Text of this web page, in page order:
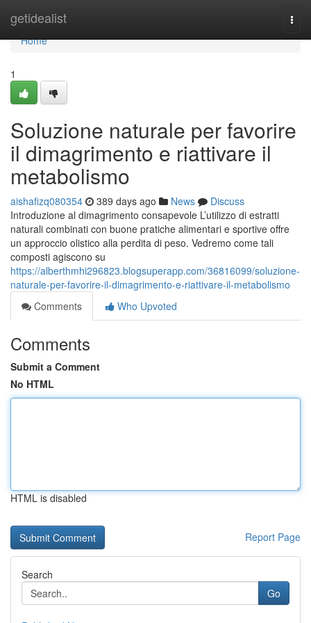
getidealist
Home
Home
1
Soluzione naturale per favorire
il dimagrimento e riattivare il
metabolismo
aishafizq080354 389 days ago News
Discuss
Introduzione al dimagrimento consapevole L’utilizzo di estratti
naturali combinati con buone pratiche alimentari e sportive offre
un approccio olistico alla perdita di peso. Vedremo come tali
composti agiscono su
https://alberthmhi296823.blogsuperapp.com/36816099/soluzione-
naturale-per-favorire-il-dimagrimento-e-riattivare-il-metabolismo
Comments
Who Upvoted
Comments
Submit a Comment
No HTML
HTML is disabled
Report Page
Search
Go